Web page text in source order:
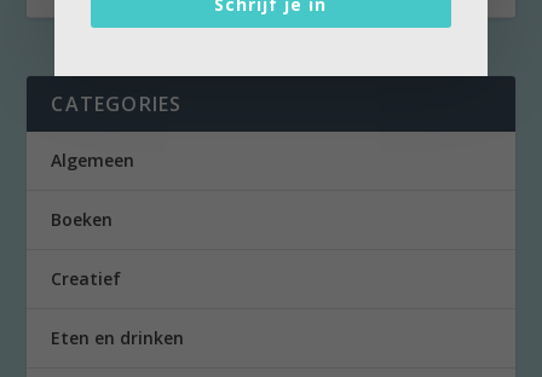
CATEGORIES
Algemeen
Boeken
Creatief
Eten en drinken